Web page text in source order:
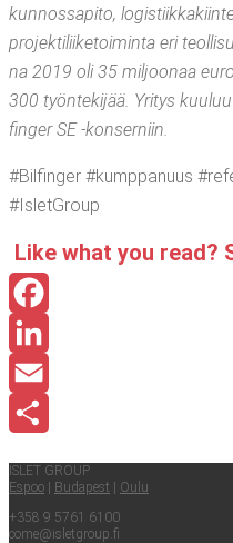
kun­nos­sa­pi­to,
pro­jek­ti­lii­ke­toi­min­ta eri
na 2019 oli 35 mil­joo­naa
300 työn­te­ki­jää. Yri­tys
fin­ger SE ‑kon­ser­niin.
#Bil­fin­ger #kump­pa­nuus
#IsletGroup
Like what you read?
Facebook
LinkedIn
Email
ISLET GROUP
Espoo | Buda­pest | Oulu
+358 9 5761 6100
come@​isletgroup.​fi